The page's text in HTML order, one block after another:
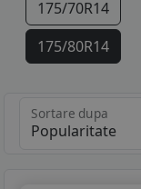
175/70R14
175/80R14
185/65R14
Sortare dupa